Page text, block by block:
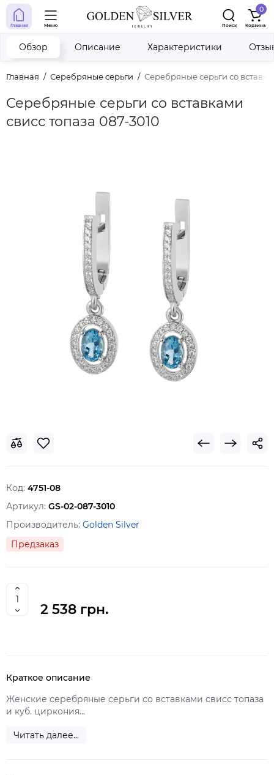
Главная Меню Поиск
0
Корзина
Главная Серебряные серьги Серебряные серьги со
Серебряные серьги со вставками
свисс топаза 087-3010
Обзор Описание Характеристики
Код: 4751-08
Артикул: GS-02-087-3010
Производитель: Golden Silver
Предзаказ
2 538 грн.
Краткое описание
Женские серебряные серьги со вставками свисс топаза
и куб. циркония...
Читать далее...